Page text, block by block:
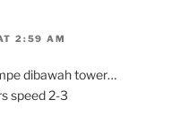
2:59 AM
dibawah tower…
speed 2-3